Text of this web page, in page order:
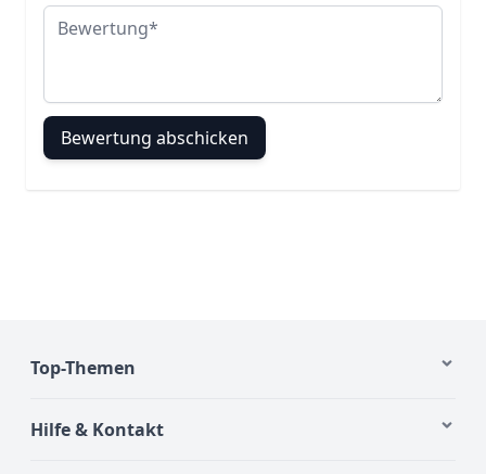
Bewertung
Bewertung abschicken
Top-Themen
Hilfe & Kontakt